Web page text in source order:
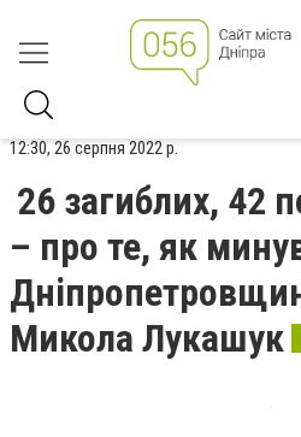
12:30, 26 серпня 2022 р.
26 загиблих, 42
– про те, як
Микола Лукашук